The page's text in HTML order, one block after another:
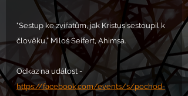
"Sestup ke zvířatům, jak Kristus sestoupil k
člověku,” Miloš Seifert, Ahimsa.
Odkaz na událost -
https://facebook.com/events/s/pochod-